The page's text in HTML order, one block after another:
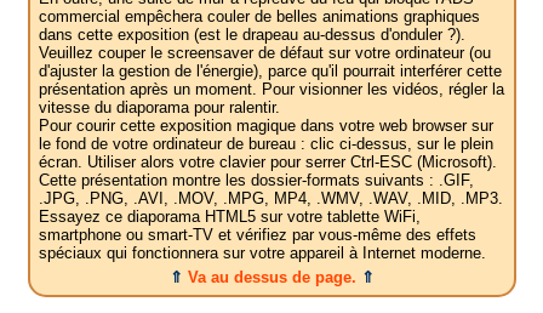
commercial empêchera couler de belles animations graphiques
dans cette exposition (est le drapeau au-dessus d'onduler ?).
Veuillez couper le screensaver de défaut sur votre ordinateur (ou
d'ajuster la gestion de l'énergie), parce qu'il pourrait interférer cette
présentation après un moment. Pour visionner les vidéos, régler la
vitesse du diaporama pour ralentir.
Pour courir cette exposition magique dans votre web browser sur
le fond de votre ordinateur de bureau : clic ci-dessus, sur le plein
écran. Utiliser alors votre clavier pour serrer Ctrl-ESC (Microsoft).
Cette présentation montre les dossier-formats suivants : .GIF,
.JPG, .PNG, .AVI, .MOV, .MPG, MP4, .WMV, .WAV, .MID, .MP3.
Essayez ce diaporama HTML5 sur votre tablette WiFi,
smartphone ou smart-TV et vérifiez par vous-même des effets
spéciaux qui fonctionnera sur votre appareil à Internet moderne.
⇑ Va au dessus de page. ⇑